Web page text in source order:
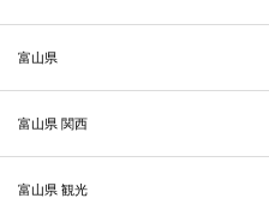
富山県
富山県 関西
富山県 観光